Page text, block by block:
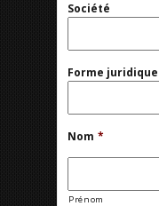
Société
Forme juridique
Nom *
Prénom